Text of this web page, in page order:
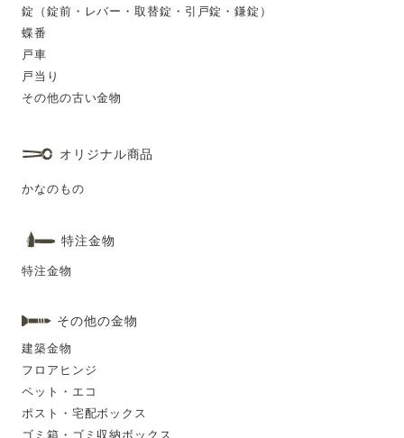
錠（錠前・レバー・取替錠・引戸錠・鎌錠）
蝶番
戸車
戸当り
その他の古い金物
オリジナル商品
かなのもの
特注金物
特注金物
その他の金物
建築金物
フロアヒンジ
ペット・エコ
ポスト・宅配ボックス
ゴミ箱・ゴミ収納ボックス